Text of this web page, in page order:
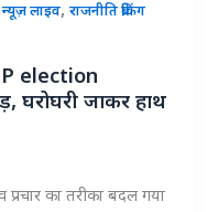
लाइव,राजनीति ब्रेकिंग
election
घरोघरी जाकर हाथ
का तरीका बदल गया